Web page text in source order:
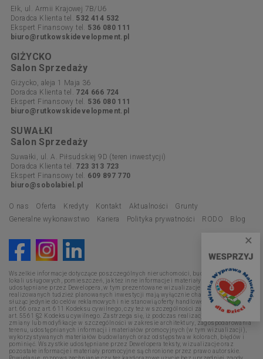
×
Ełk, ul. Armii Krajowej 7B/U6
Doradca Klienta tel. 532 414 532
Ekspert Finansowy tel. 536 080 111
biuro@rutkowskidevelopment.pl
GIŻYCKO
Salon Sprzedaży
Giżycko, aleja 1 Maja 36
Doradca Klienta tel. 724 666 724
Ekspert Finansowy tel. 536 080 111
biuro@rutkowskidevelopment.pl
SUWAŁKI
Salon Sprzedaży
Suwałki, ul. A. Piłsudskiej 9D (teren inwestycji)
Doradca Klienta tel. 723 313 723
Ekspert Finansowy tel. 609 897 770
biuro@sobolabiel.pl
O nas Oferta Kredyty Kontakt Aktualności
Grunty
Generalne wykonawstwo
Kariera Polityka prywatności RODO Blog
Wszelkie informacje dotyczące poszczególnych nieruchomości, budynków, mieszkań,
lokali usługowych, pomieszczeń, jak też inne informacje i materiały promocyjne
udostępniane przez Dewelopera, w tym prezentowane wizualizacje i opisy
realizowanych tudzież planowanych inwestycji mają wyłącznie charakter poglądowy,
służąc jedynie do celów reklamowych i nie stanowią oferty handlowej w rozumieniu
art. 66 oraz art. 611 Kodeksu cywilnego, czy też w szczególności zapewnienia w myśl
art. 5561 §2 Kodeksu cywilnego. Zastrzega się, iż podczas realizacji mogą nastąpić
zmiany lub modyfikacje w szczególności w zakresie architektury, zagospodarowania
terenu, udostępnianych informacji i materiałów promocyjnych (w tym wizualizacji),
wykorzystywanych materiałów budowlanych oraz odstępstwa w kolorach, błędów i
pominięć. Wszystkie udostępniane przez Dewelopera teksty, wizualizacje oraz
pozostałe informacje i materiały promocyjne są chronione przez prawo autorskie.